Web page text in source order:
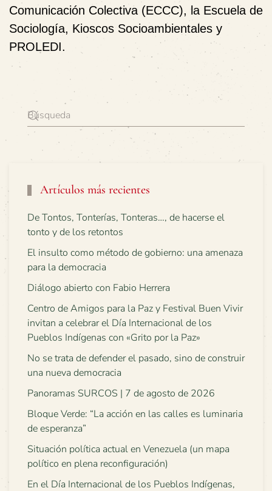
Comunicación Colectiva (ECCC), la Escuela de
Sociología, Kioscos Socioambientales y
PROLEDI.
Artículos más recientes
De Tontos, Tonterías, Tonteras…, de hacerse el
tonto y de los retontos
El insulto como método de gobierno: una amenaza
para la democracia
Diálogo abierto con Fabio Herrera
Centro de Amigos para la Paz y Festival Buen Vivir
invitan a celebrar el Día Internacional de los
Pueblos Indígenas con «Grito por la Paz»
No se trata de defender el pasado, sino de construir
una nueva democracia
Panoramas SURCOS | 7 de agosto de 2026
Bloque Verde: “La acción en las calles es luminaria
de esperanza”
Situación política actual en Venezuela (un mapa
político en plena reconfiguración)
En el Día Internacional de los Pueblos Indígenas,